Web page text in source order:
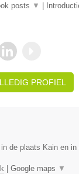
posts ▼
PROFIEL
de plaats Kain en
| Google maps ▼